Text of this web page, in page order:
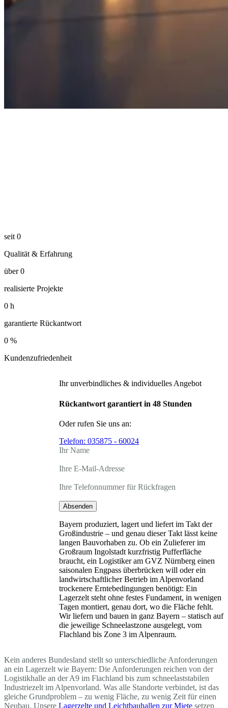
seit 0
Qualität & Erfahrung
über 0
realisierte Projekte
0 h
garantierte Rückantwort
0 %
Kundenzufriedenheit
Ihr unverbindliches & individuelles Angebot
Rückantwort garantiert in 48 Stunden
Oder rufen Sie uns an:
Telefon: 035875 - 60024
Ihr Name
Ihre E-Mail-Adresse
Ihre Telefonnummer für Rückfragen
Absenden
Bayern produziert, lagert und liefert im Takt der
Großindustrie – und genau dieser Takt lässt keine
langen Bauvorhaben zu. Ob ein Zulieferer im
Großraum Ingolstadt kurzfristig Pufferfläche
braucht, ein Logistiker am GVZ Nürnberg einen
saisonalen Engpass überbrücken will oder ein
landwirtschaftlicher Betrieb im Alpenvorland
trockenere Erntebedingungen benötigt: Ein
Lagerzelt steht ohne festes Fundament, in wenigen
Tagen montiert, genau dort, wo die Fläche fehlt.
Wir liefern und bauen in ganz Bayern – statisch auf
die jeweilige Schneelastzone ausgelegt, vom
Flachland bis Zone 3 im Alpenraum.
Kein anderes Bundesland stellt so unterschiedliche Anforderungen
an ein Lagerzelt wie Bayern: Die Anforderungen reichen von der
Logistikhalle an der A9 im Flachland bis zum schneelaststabilen
Industriezelt im Alpenvorland. Was alle Standorte verbindet, ist das
gleiche Grundproblem – zu wenig Fläche, zu wenig Zeit für einen
Neubau. Unsere Lagerzelte und Leichtbauhallen zur Miete setzen